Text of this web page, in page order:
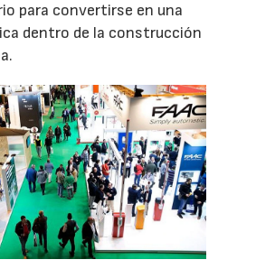
para convertirse en una
dentro de la construcción